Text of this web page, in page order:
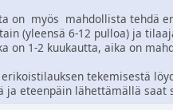
on myös mahdollista tehdä
(yleensä 6-12 pulloa) ja
on 1-2 kuukautta, aika on
tekemisestä
ja eteenpäin lähettämällä saat